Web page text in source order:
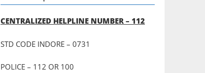
CENTRALIZED HELPLINE NUMBER – 112
STD CODE INDORE – 0731
POLICE – 112 OR 100